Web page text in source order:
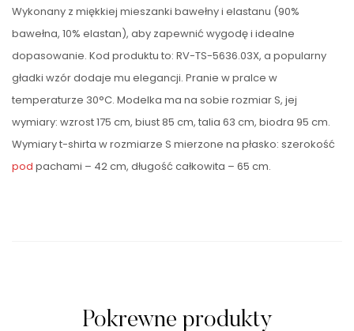
Wykonany z miękkiej mieszanki bawełny i elastanu (90%
bawełna, 10% elastan), aby zapewnić wygodę i idealne
dopasowanie. Kod produktu to: RV-TS-5636.03X, a popularny
gładki wzór dodaje mu elegancji. Pranie w pralce w
temperaturze 30°C. Modelka ma na sobie rozmiar S, jej
wymiary: wzrost 175 cm, biust 85 cm, talia 63 cm, biodra 95 cm.
Wymiary t-shirta w rozmiarze S mierzone na płasko: szerokość
pod pachami – 42 cm, długość całkowita – 65 cm.
Pokrewne produkty